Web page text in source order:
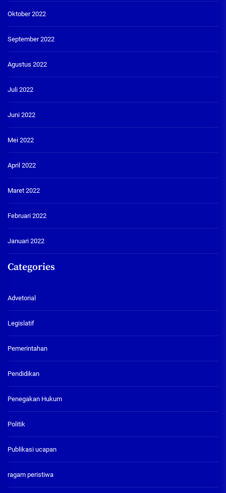
Oktober 2022
September 2022
Agustus 2022
Juli 2022
Juni 2022
Mei 2022
April 2022
Maret 2022
Februari 2022
Januari 2022
Categories
Advetorial
Legislatif
Pemerintahan
Pendidikan
Penegakan Hukum
Politik
Publikasi ucapan
ragam peristiwa